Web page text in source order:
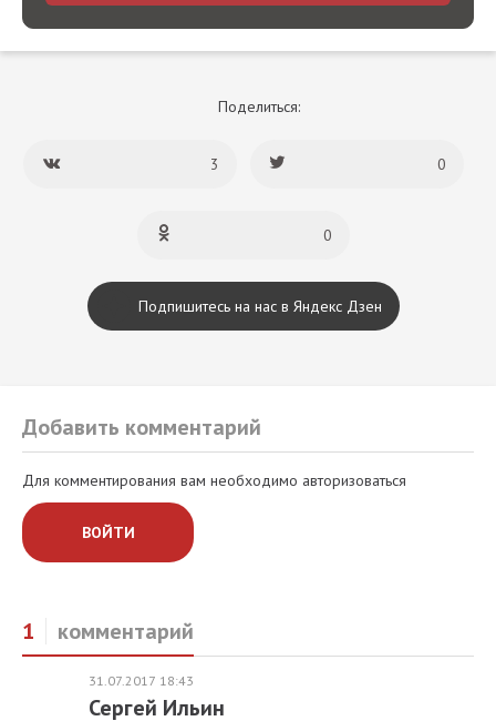
Поделиться:
3 0
0
Подпишитесь на нас в Яндекс Дзен
Добавить комментарий
Для комментирования вам необходимо авторизоваться
ВОЙТИ
1 комментарий
31.07.2017 18:43
Сергей Ильин